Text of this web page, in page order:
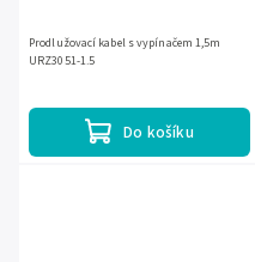
Do košíku
Prodlužovací kabel s vypínačem 1,5m
URZ3051-1.5